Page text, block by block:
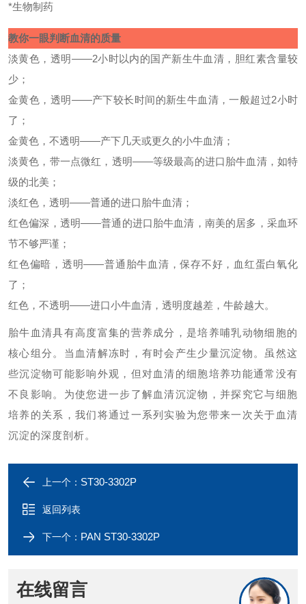
*生物制药
教你一眼判断血清的质量
淡黄色，透明——2小时以内的国产新生牛血清，胆红素含量较
少；
金黄色，透明——产下较长时间的新生牛血清，一般超过2小时
了；
金黄色，不透明——产下几天或更久的小牛血清；
淡黄色，带一点微红，透明——等级最高的进口胎牛血清，如特
级的北美；
淡红色，透明——普通的进口胎牛血清；
红色偏深，透明——普通的进口胎牛血清，南美的居多，采血环
节不够严谨；
红色偏暗，透明——普通胎牛血清，保存不好，血红蛋白氧化
了；
红色，不透明——进口小牛血清，透明度越差，牛龄越大。
胎牛血清具有高度富集的营养成分，是培养哺乳动物细胞的
核心组分。当血清解冻时，有时会产生少量沉淀物。虽然这
些沉淀物可能影响外观，但对血清的细胞培养功能通常没有
不良影响。为使您进一步了解血清沉淀物，并探究它与细胞
培养的关系，我们将通过一系列实验为您带来一次关于血清
沉淀的深度剖析。
上一个： ST30-3302P
返回列表
下一个： PAN ST30-3302P
在线留言